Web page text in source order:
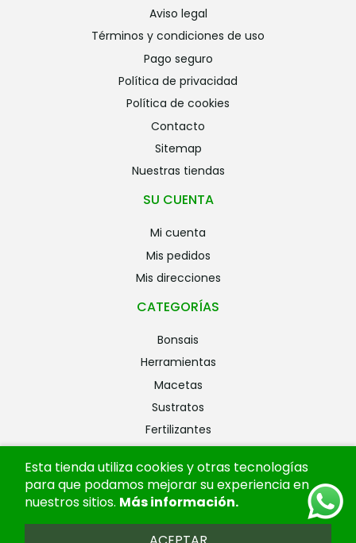
aviso legal
términos y condiciones de uso
pago seguro
política de privacidad
política de cookies
contacto
sitemap
nuestras tiendas
SU CUENTA
mi cuenta
mis pedidos
mis direcciones
CATEGORÍAS
bonsais
herramientas
macetas
sustratos
fertilizantes
alambres
ofertas
Esta tienda utiliza cookies y otras tecnologías
para que podamos mejorar su experiencia en
nuestros sitios. Más información.